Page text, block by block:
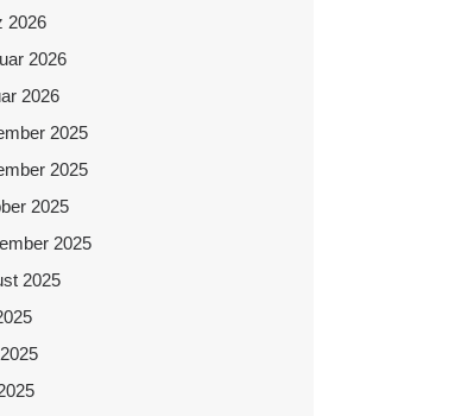
2026
2026
2026
2025
2025
2025
2025
2025